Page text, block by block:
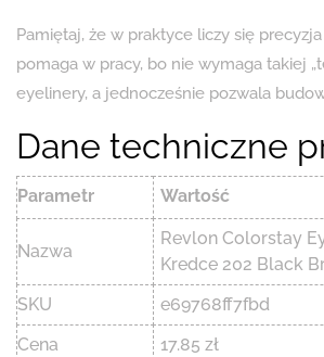
Pamiętaj, że w praktyce liczy się
pomaga w pracy, bo nie wymaga takiej
eyelinery, a jednocześnie pozwala
Dane techniczne
Parametr Wartość
Nazwa
Revlon Colorstay
Kredce 202 Black
SKU
e69768ff7fbd
Cena
17.85 zł